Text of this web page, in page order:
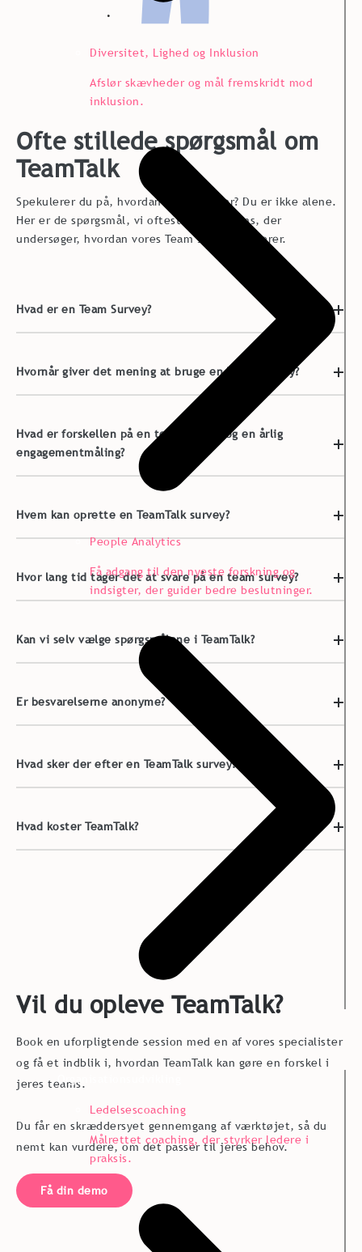
Diversitet, Lighed og Inklusion
Afslør skævheder og mål fremskridt mod
inklusion.
People Analytics
Få adgang til den nyeste forskning og
indsigter, der guider bedre beslutninger.
Organisationsudvikling
Ledelsescoaching
Målrettet coaching, der styrker ledere i
praksis.
Ofte stillede spørgsmål om
TeamTalk
Spekulerer du på, hvordan det fungerer? Du er ikke alene.
Her er de spørgsmål, vi oftest får fra teams, der
undersøger, hvordan vores Team Survey fungerer.
Hvad er en Team Survey?
Hvornår giver det mening at bruge en Team Survey?
Hvad er forskellen på en team survey og en årlig
engagementmåling?
Hvem kan oprette en TeamTalk survey?
Hvor lang tid tager det at svare på en team survey?
Kan vi selv vælge spørgsmålene i TeamTalk?
Er besvarelserne anonyme?
Hvad sker der efter en TeamTalk survey?
Hvad koster TeamTalk?
Vil du opleve TeamTalk?
Book en uforpligtende session med en af vores specialister
og få et indblik i, hvordan TeamTalk kan gøre en forskel i
jeres teams.
Du får en skræddersyet gennemgang af værktøjet, så du
nemt kan vurdere, om det passer til jeres behov.
Få din demo